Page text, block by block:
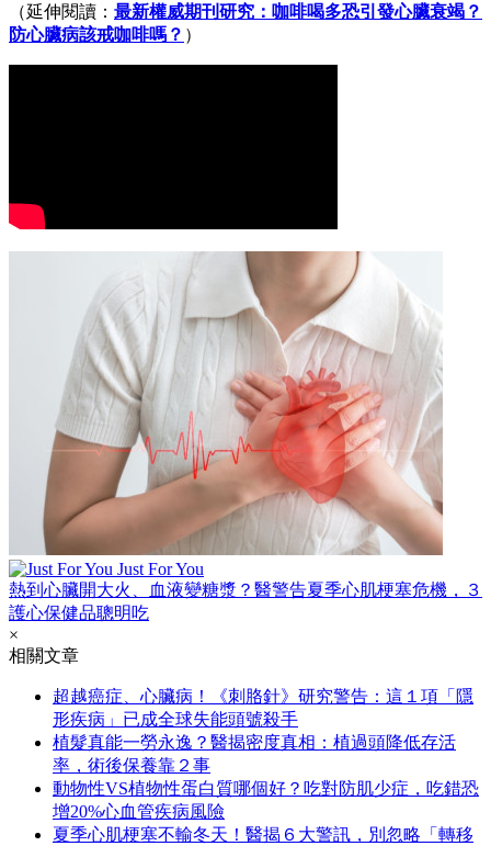
（延伸閱讀： 最新權威期刊研究：咖啡喝多恐引發心臟衰竭？
防心臟病該戒咖啡嗎？ ）
Just For You
熱到心臟開大火、血液變糖漿？醫警告夏季心肌梗塞危機，３
護心保健品聰明吃
×
相關文章
超越癌症、心臟病！《刺胳針》研究警告：這１項「隱
形疾病」已成全球失能頭號殺手
植髮真能一勞永逸？醫揭密度真相：植過頭降低存活
率，術後保養靠２事
動物性VS植物性蛋白質哪個好？吃對防肌少症，吃錯恐
增20%心血管疾病風險
夏季心肌梗塞不輸冬天！醫揭６大警訊，別忽略「轉移